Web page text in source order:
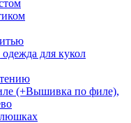
для кукол
(+Вышивка по филе),